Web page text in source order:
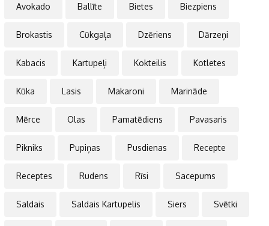
Avokado Ballīte Bietes Biezpiens
Brokastis Cūkgaļa Dzēriens Dārzeņi
Kabacis Kartupeļi Kokteilis Kotletes
Kūka Lasis Makaroni Marināde
Mērce Olas Pamatēdiens Pavasaris
Pikniks Pupiņas Pusdienas Recepte
Receptes Rudens Rīsi Sacepums
Saldais Saldais Kartupelis Siers Svētki